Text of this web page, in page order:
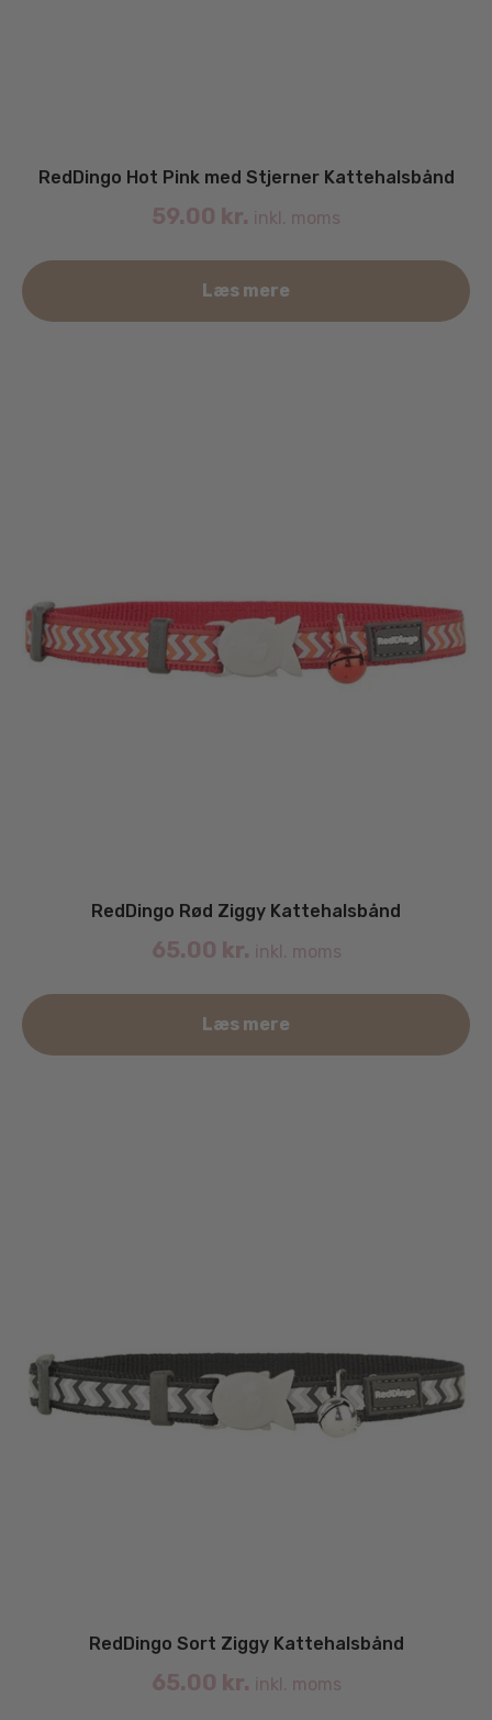
RedDingo Hot Pink med Stjerner Kattehalsbånd
59.00 kr. inkl. moms
Læs mere
RedDingo Rød Ziggy Kattehalsbånd
65.00 kr. inkl. moms
Læs mere
RedDingo Sort Ziggy Kattehalsbånd
65.00 kr. inkl. moms